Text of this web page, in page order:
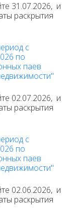
31.07.2026, и
раскрытия
с
по
паев
02.07.2026, и
раскрытия
с
по
паев
02.06.2026, и
раскрытия